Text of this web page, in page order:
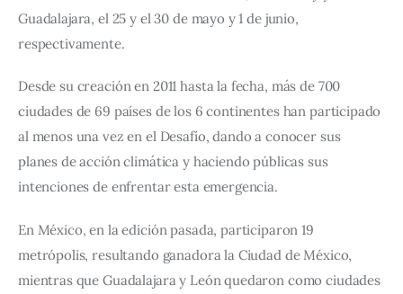
Guadalajara, el 25 y el 30 de mayo y 1 de junio,
respectivamente.
Desde su creación en 2011 hasta la fecha, más de 700
ciudades de 69 países de los 6 continentes han participado
al menos una vez en el Desafío, dando a conocer sus
planes de acción climática y haciendo públicas sus
intenciones de enfrentar esta emergencia.
En México, en la edición pasada, participaron 19
metrópolis, resultando ganadora la Ciudad de México,
mientras que Guadalajara y León quedaron como ciudades